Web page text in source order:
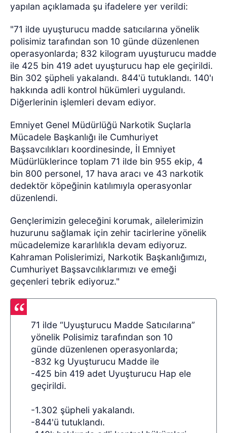
yapılan açıklamada şu ifadelere yer verildi:
"71 ilde uyuşturucu madde satıcılarına yönelik
polisimiz tarafından son 10 günde düzenlenen
operasyonlarda; 832 kilogram uyuşturucu madde
ile 425 bin 419 adet uyuşturucu hap ele geçirildi.
Bin 302 şüpheli yakalandı. 844'ü tutuklandı. 140'ı
hakkında adli kontrol hükümleri uygulandı.
Diğerlerinin işlemleri devam ediyor.
Emniyet Genel Müdürlüğü Narkotik Suçlarla
Mücadele Başkanlığı ile Cumhuriyet
Başsavcılıkları koordinesinde, İl Emniyet
Müdürlüklerince toplam 71 ilde bin 955 ekip, 4
bin 800 personel, 17 hava aracı ve 43 narkotik
dedektör köpeğinin katılımıyla operasyonlar
düzenlendi.
Gençlerimizin geleceğini korumak, ailelerimizin
huzurunu sağlamak için zehir tacirlerine yönelik
mücadelemize kararlılıkla devam ediyoruz.
Kahraman Polislerimizi, Narkotik Başkanlığımızı,
Cumhuriyet Başsavcılıklarımızı ve emeği
geçenleri tebrik ediyoruz."
71 ilde “Uyuşturucu Madde Satıcılarına”
yönelik Polisimiz tarafından son 10
günde düzenlenen operasyonlarda;
-832 kg Uyuşturucu Madde ile
-425 bin 419 adet Uyuşturucu Hap ele
geçirildi.
-1.302 şüpheli yakalandı.
-844'ü tutuklandı.